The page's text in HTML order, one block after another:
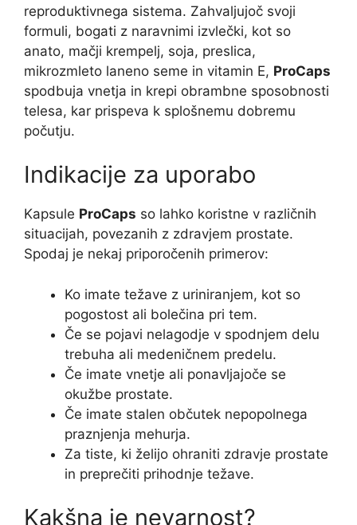
reproduktivnega sistema. Zahvaljujoč svoji
formuli, bogati z naravnimi izvlečki, kot so
anato, mačji krempelj, soja, preslica,
mikrozmleto laneno seme in vitamin E, ProCaps
spodbuja vnetja in krepi obrambne sposobnosti
telesa, kar prispeva k splošnemu dobremu
počutju.
Indikacije za uporabo
Kapsule ProCaps so lahko koristne v različnih
situacijah, povezanih z zdravjem prostate.
Spodaj je nekaj priporočenih primerov:
Ko imate težave z uriniranjem, kot so
pogostost ali bolečina pri tem.
Če se pojavi nelagodje v spodnjem delu
trebuha ali medeničnem predelu.
Če imate vnetje ali ponavljajoče se
okužbe prostate.
Če imate stalen občutek nepopolnega
praznjenja mehurja.
Za tiste, ki želijo ohraniti zdravje prostate
in preprečiti prihodnje težave.
Kakšna je nevarnost?